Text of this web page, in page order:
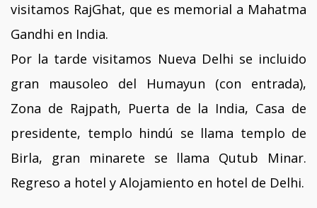
visitamos RajGhat, que es memorial a Mahatma
Gandhi en India.
Por la tarde visitamos Nueva Delhi se incluido
gran mausoleo del Humayun (con entrada),
Zona de Rajpath, Puerta de la India, Casa de
presidente, templo hindú se llama templo de
Birla, gran minarete se llama Qutub Minar.
Regreso a hotel y Alojamiento en hotel de Delhi.